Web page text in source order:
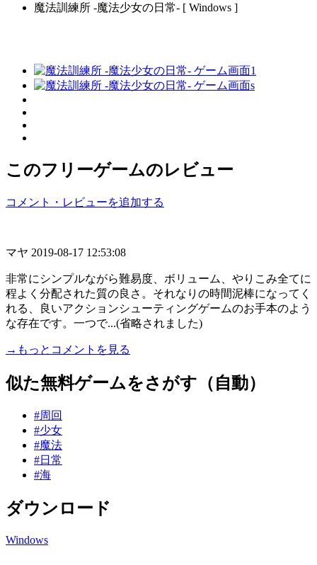
魔法訓練所 -魔法少女の日常- [ Windows ]
このフリーゲームのレビュー
コメント・レビューを追加する
マヤ 2019-08-17 12:53:08
非常にシンプルながら難易度、ボリューム、やりこみ全てに
程よく分配された質の良さ。それなりの時間泥棒になってく
れる、良いアクションシューティングゲームのお手本のよう
な存在です。一つで...(省略されました)
→もっとコメントを見る
似た無料ゲームをさがす（自動）
#周回
#少女
#魔法
#日常
#海
ダウンロード
Windows